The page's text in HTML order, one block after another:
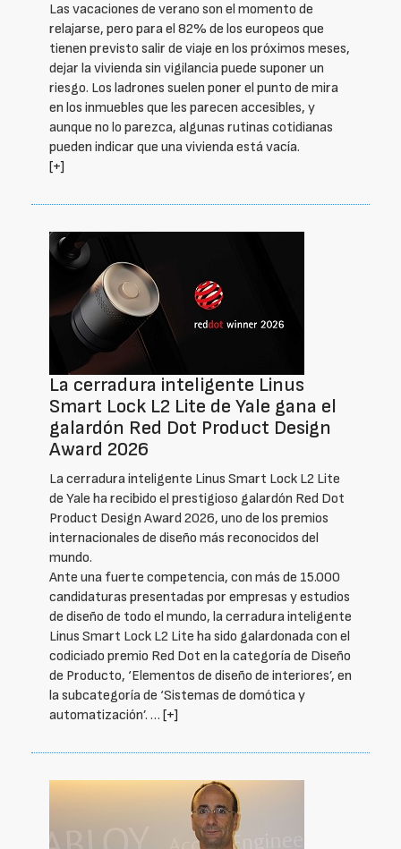
Las vacaciones de verano son el momento de
relajarse, pero para el 82% de los europeos que
tienen previsto salir de viaje en los próximos meses,
dejar la vivienda sin vigilancia puede suponer un
riesgo. Los ladrones suelen poner el punto de mira
en los inmuebles que les parecen accesibles, y
aunque no lo parezca, algunas rutinas cotidianas
pueden indicar que una vivienda está vacía.
[+]
La cerradura inteligente Linus
Smart Lock L2 Lite de Yale gana el
galardón Red Dot Product Design
Award 2026
La cerradura inteligente Linus Smart Lock L2 Lite
de Yale ha recibido el prestigioso galardón Red Dot
Product Design Award 2026, uno de los premios
internacionales de diseño más reconocidos del
mundo.
Ante una fuerte competencia, con más de 15.000
candidaturas presentadas por empresas y estudios
de diseño de todo el mundo, la cerradura inteligente
Linus Smart Lock L2 Lite ha sido galardonada con el
codiciado premio Red Dot en la categoría de Diseño
de Producto, ‘Elementos de diseño de interiores’, en
la subcategoría de ‘Sistemas de domótica y
automatización’. … [+]